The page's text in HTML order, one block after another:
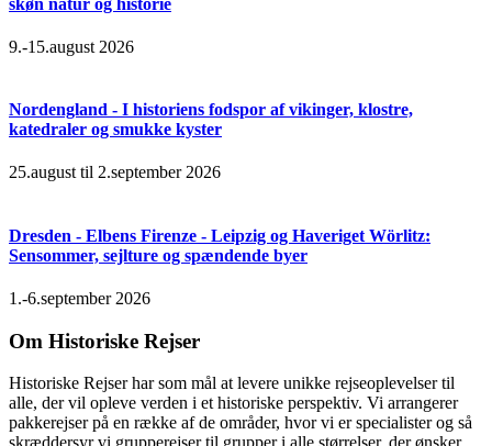
9.-15.august 2026
Nordengland - I historiens fodspor af vikinger, klostre,
katedraler og smukke kyster
25.august til 2.september 2026
Dresden - Elbens Firenze - Leipzig og Haveriget Wörlitz:
Sensommer, sejlture og spændende byer
1.-6.september 2026
Om Historiske Rejser
Historiske Rejser har som mål at levere unikke rejseoplevelser til
alle, der vil opleve verden i et historiske perspektiv. Vi arrangerer
pakkerejser på en række af de områder, hvor vi er specialister og så